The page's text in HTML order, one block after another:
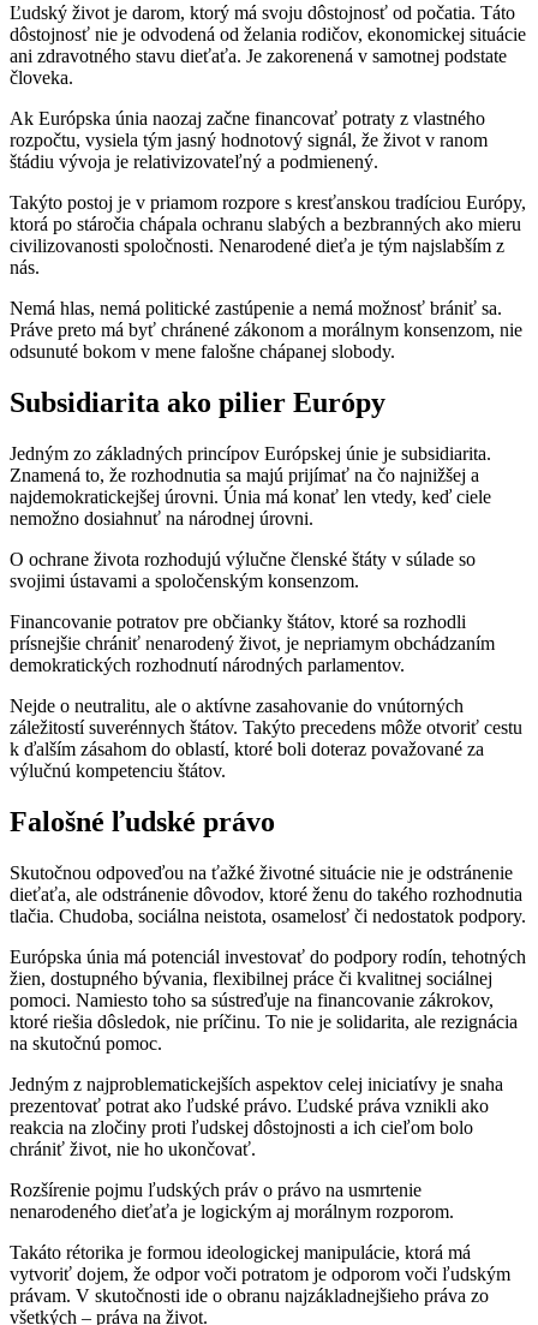
Ľudský život je darom, ktorý má svoju dôstojnosť od počatia. Táto
dôstojnosť nie je odvodená od želania rodičov, ekonomickej situácie
ani zdravotného stavu dieťaťa. Je zakorenená v samotnej podstate
človeka.
Ak Európska únia naozaj začne financovať potraty z vlastného
rozpočtu, vysiela tým jasný hodnotový signál, že život v ranom
štádiu vývoja je relativizovateľný a podmienený.
Takýto postoj je v priamom rozpore s kresťanskou tradíciou Európy,
ktorá po stáročia chápala ochranu slabých a bezbranných ako mieru
civilizovanosti spoločnosti. Nenarodené dieťa je tým najslabším z
nás.
Nemá hlas, nemá politické zastúpenie a nemá možnosť brániť sa.
Práve preto má byť chránené zákonom a morálnym konsenzom, nie
odsunuté bokom v mene falošne chápanej slobody.
Subsidiarita ako pilier Európy
Jedným zo základných princípov Európskej únie je subsidiarita.
Znamená to, že rozhodnutia sa majú prijímať na čo najnižšej a
najdemokratickejšej úrovni. Únia má konať len vtedy, keď ciele
nemožno dosiahnuť na národnej úrovni.
O ochrane života rozhodujú výlučne členské štáty v súlade so
svojimi ústavami a spoločenským konsenzom.
Financovanie potratov pre občianky štátov, ktoré sa rozhodli
prísnejšie chrániť nenarodený život, je nepriamym obchádzaním
demokratických rozhodnutí národných parlamentov.
Nejde o neutralitu, ale o aktívne zasahovanie do vnútorných
záležitostí suverénnych štátov. Takýto precedens môže otvoriť cestu
k ďalším zásahom do oblastí, ktoré boli doteraz považované za
výlučnú kompetenciu štátov.
Falošné ľudské právo
Skutočnou odpoveďou na ťažké životné situácie nie je odstránenie
dieťaťa, ale odstránenie dôvodov, ktoré ženu do takého rozhodnutia
tlačia. Chudoba, sociálna neistota, osamelosť či nedostatok podpory.
Európska únia má potenciál investovať do podpory rodín, tehotných
žien, dostupného bývania, flexibilnej práce či kvalitnej sociálnej
pomoci. Namiesto toho sa sústreďuje na financovanie zákrokov,
ktoré riešia dôsledok, nie príčinu. To nie je solidarita, ale rezignácia
na skutočnú pomoc.
Jedným z najproblematickejších aspektov celej iniciatívy je snaha
prezentovať potrat ako ľudské právo. Ľudské práva vznikli ako
reakcia na zločiny proti ľudskej dôstojnosti a ich cieľom bolo
chrániť život, nie ho ukončovať.
Rozšírenie pojmu ľudských práv o právo na usmrtenie
nenarodeného dieťaťa je logickým aj morálnym rozporom.
Takáto rétorika je formou ideologickej manipulácie, ktorá má
vytvoriť dojem, že odpor voči potratom je odporom voči ľudským
právam. V skutočnosti ide o obranu najzákladnejšieho práva zo
všetkých – práva na život.